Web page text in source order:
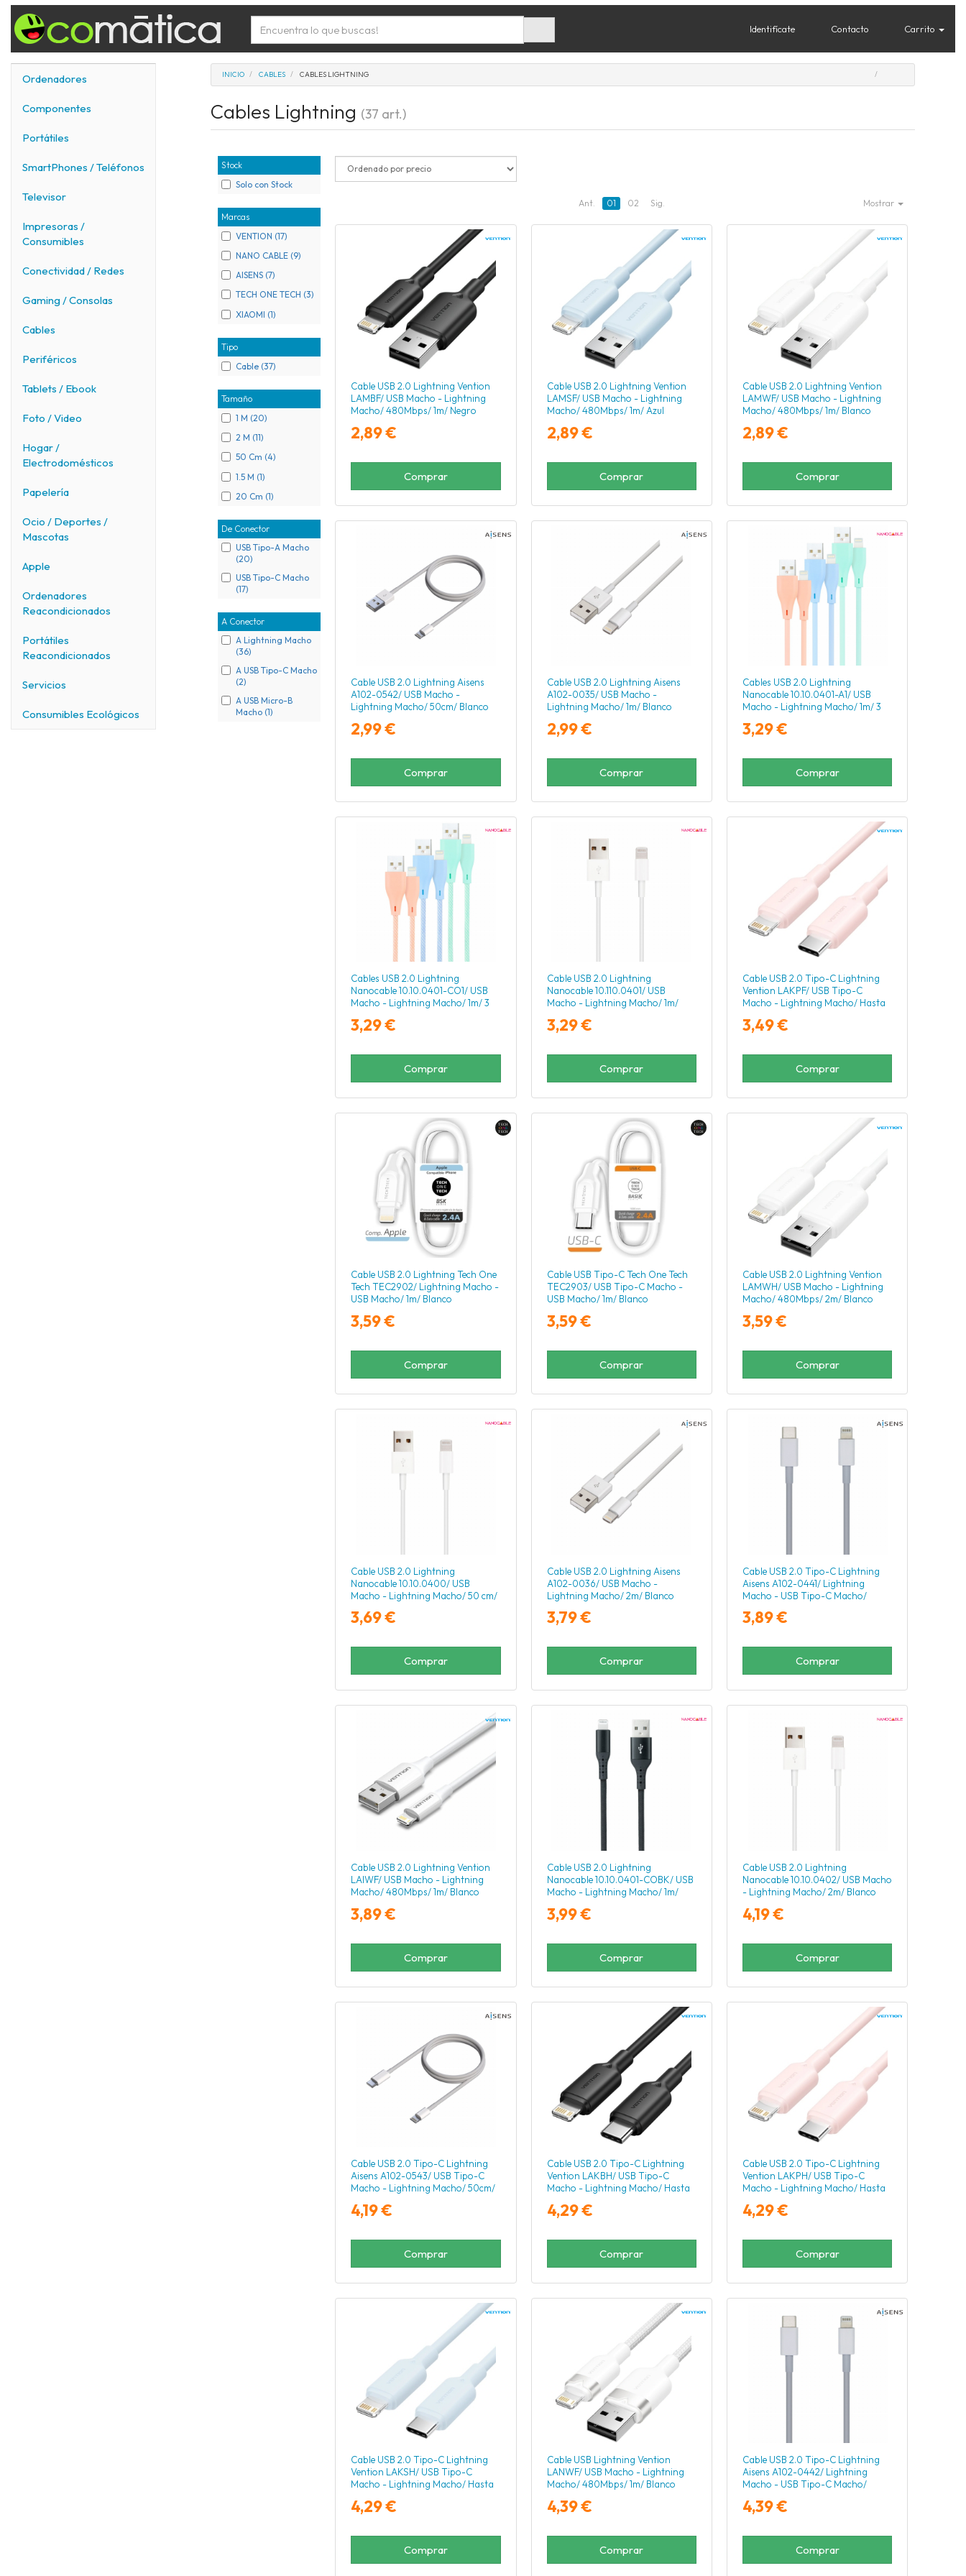
Identifícate Contacto Carrito
Ordenadores
Componentes
Portátiles
SmartPhones / Teléfonos
Televisor
Impresoras /
Consumibles
Conectividad / Redes
Gaming / Consolas
Cables
Periféricos
Tablets / Ebook
Foto / Video
Hogar /
Electrodomésticos
Papelería
Ocio / Deportes /
Mascotas
Apple
Ordenadores
Reacondicionados
Portátiles
Reacondicionados
Servicios
Consumibles Ecológicos
INICIO CABLES CABLES LIGHTNING
Cables Lightning (37 art.)
Stock
Solo con Stock
Marcas
VENTION (17)
NANO CABLE (9)
AISENS (7)
TECH ONE TECH (3)
XIAOMI (1)
Tipo
Cable (37)
Tamaño
1 M (20)
2 M (11)
50 Cm (4)
1.5 M (1)
20 Cm (1)
De Conector
USB Tipo-A Macho
(20)
USB Tipo-C Macho
(17)
A Conector
A Lightning Macho
(36)
A USB Tipo-C Macho
(2)
A USB Micro-B
Macho (1)
Ant. 01 02 Sig. Mostrar
Cable USB 2.0 Lightning Vention
LAMBF/ USB Macho - Lightning
Macho/ 480Mbps/ 1m/ Negro
2,89 €
Comprar
Cable USB 2.0 Lightning Vention
LAMSF/ USB Macho - Lightning
Macho/ 480Mbps/ 1m/ Azul
2,89 €
Comprar
Cable USB 2.0 Lightning Vention
LAMWF/ USB Macho - Lightning
Macho/ 480Mbps/ 1m/ Blanco
2,89 €
Comprar
Cable USB 2.0 Lightning Aisens
A102-0542/ USB Macho -
Lightning Macho/ 50cm/ Blanco
2,99 €
Comprar
Cable USB 2.0 Lightning Aisens
A102-0035/ USB Macho -
Lightning Macho/ 1m/ Blanco
2,99 €
Comprar
Cables USB 2.0 Lightning
Nanocable 10.10.0401-A1/ USB
Macho - Lightning Macho/ 1m/ 3
3,29 €
Comprar
Cables USB 2.0 Lightning
Nanocable 10.10.0401-CO1/ USB
Macho - Lightning Macho/ 1m/ 3
3,29 €
Comprar
Cable USB 2.0 Lightning
Nanocable 10.110.0401/ USB
Macho - Lightning Macho/ 1m/
3,29 €
Comprar
Cable USB 2.0 Tipo-C Lightning
Vention LAKPF/ USB Tipo-C
Macho - Lightning Macho/ Hasta
3,49 €
Comprar
Cable USB 2.0 Lightning Tech One
Tech TEC2902/ Lightning Macho -
USB Macho/ 1m/ Blanco
3,59 €
Comprar
Cable USB Tipo-C Tech One Tech
TEC2903/ USB Tipo-C Macho -
USB Macho/ 1m/ Blanco
3,59 €
Comprar
Cable USB 2.0 Lightning Vention
LAMWH/ USB Macho - Lightning
Macho/ 480Mbps/ 2m/ Blanco
3,59 €
Comprar
Cable USB 2.0 Lightning
Nanocable 10.10.0400/ USB
Macho - Lightning Macho/ 50 cm/
3,69 €
Comprar
Cable USB 2.0 Lightning Aisens
A102-0036/ USB Macho -
Lightning Macho/ 2m/ Blanco
3,79 €
Comprar
Cable USB 2.0 Tipo-C Lightning
Aisens A102-0441/ Lightning
Macho - USB Tipo-C Macho/
3,89 €
Comprar
Cable USB 2.0 Lightning Vention
LAIWF/ USB Macho - Lightning
Macho/ 480Mbps/ 1m/ Blanco
3,89 €
Comprar
Cable USB 2.0 Lightning
Nanocable 10.10.0401-COBK/ USB
Macho - Lightning Macho/ 1m/
3,99 €
Comprar
Cable USB 2.0 Lightning
Nanocable 10.10.0402/ USB Macho
- Lightning Macho/ 2m/ Blanco
4,19 €
Comprar
Cable USB 2.0 Tipo-C Lightning
Aisens A102-0543/ USB Tipo-C
Macho - Lightning Macho/ 50cm/
4,19 €
Comprar
Cable USB 2.0 Tipo-C Lightning
Vention LAKBH/ USB Tipo-C
Macho - Lightning Macho/ Hasta
4,29 €
Comprar
Cable USB 2.0 Tipo-C Lightning
Vention LAKPH/ USB Tipo-C
Macho - Lightning Macho/ Hasta
4,29 €
Comprar
Cable USB 2.0 Tipo-C Lightning
Vention LAKSH/ USB Tipo-C
Macho - Lightning Macho/ Hasta
4,29 €
Comprar
Cable USB Lightning Vention
LANWF/ USB Macho - Lightning
Macho/ 480Mbps/ 1m/ Blanco
4,39 €
Comprar
Cable USB 2.0 Tipo-C Lightning
Aisens A102-0442/ Lightning
Macho - USB Tipo-C Macho/
4,39 €
Comprar